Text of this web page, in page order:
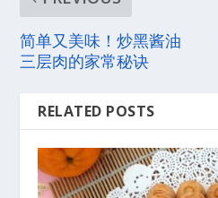
简单又美味！炒黑酱油
三层肉的家常秘诀
RELATED POSTS